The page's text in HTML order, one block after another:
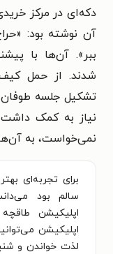
دکه‌ای در مرکز
آن نوشته بود:
ببر». آن‌ها با
شدند. از حمل
تشکیل جلسه
نمی‌خواست، به
سالم بود
اپلیکیشن
اپلیکیشن
لذت خواندن و